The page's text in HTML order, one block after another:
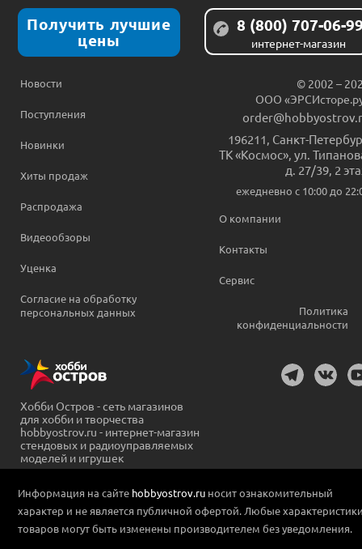
Получить лучшие
цены
8 (800) 707-06-
интернет-магазин
Новости
Поступления
Новинки
Хиты продаж
Распродажа
Видеообзоры
Уценка
Согласие на обработку
персональных данных
© 2002 –
ООО
196211 Санкт-
ТК «Космос», ул.
д. 27/39, 2
ежедневно c 10:00 до
О компании
Контакты
Сервис
Политика
конфиденциальности
Хобби Остров - сеть магазинов
для хобби и творчества
hobbyostrov.ru - интернет-магазин
стендовых и радиоуправляемых
моделей и игрушек
Информация на сайте hobbyostrov.ru носит ознакомительный
характер и не является публичной офертой. Любые
товаров могут быть изменены производителем без уведомления.